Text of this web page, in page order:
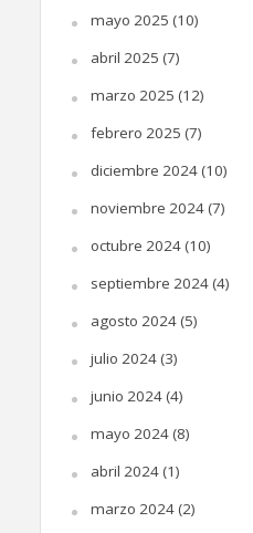
mayo 2025 (10)
abril 2025 (7)
marzo 2025 (12)
febrero 2025 (7)
diciembre 2024(10)
noviembre 2024(7)
octubre 2024(10)
septiembre 2024(4)
agosto 2024(5)
julio 2024(3)
junio 2024(4)
mayo 2024(8)
abril 2024(1)
marzo 2024(2)